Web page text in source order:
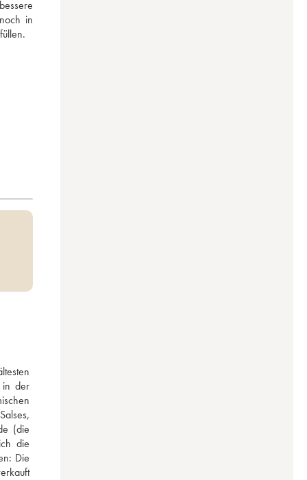
in
in der
(die
die
Die